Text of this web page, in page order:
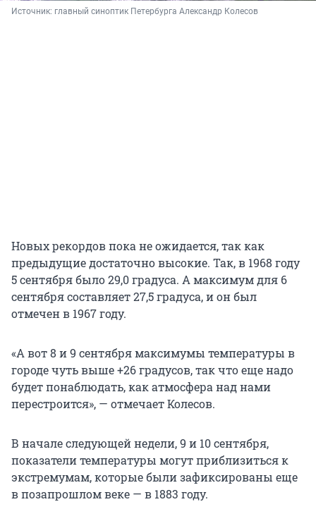
Источник: главный синоптик Петербурга Александр Колесов
Новых рекордов пока не ожидается, так как
предыдущие достаточно высокие. Так, в 1968 году
5 сентября было 29,0 градуса. А максимум для 6
сентября составляет 27,5 градуса, и он был
отмечен в 1967 году.
«А вот 8 и 9 сентября максимумы температуры в
городе чуть выше +26 градусов, так что еще надо
будет понаблюдать, как атмосфера над нами
перестроится», — отмечает Колесов.
В начале следующей недели, 9 и 10 сентября,
показатели температуры могут приблизиться к
экстремумам, которые были зафиксированы еще
в позапрошлом веке — в 1883 году.